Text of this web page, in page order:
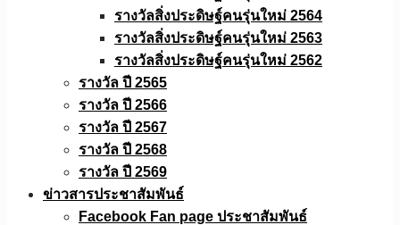
รางวัลสิ่งประดิษฐ์คนรุ่นใหม่ 2564
รางวัลสิ่งประดิษฐ์คนรุ่นใหม่ 2563
รางวัลสิ่งประดิษฐ์คนรุ่นใหม่ 2562
รางวัล ปี 2565
รางวัล ปี 2566
รางวัล ปี 2567
รางวัล ปี 2568
รางวัล ปี 2569
ข่าวสารประชาสัมพันธ์
Facebook Fan page ประชาสัมพันธ์